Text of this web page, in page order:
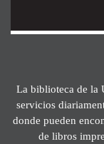
La biblioteca de la
servicios
donde pueden
de libros